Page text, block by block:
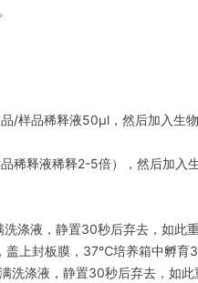
/样品稀释液50μl，然后加入生
稀释液稀释2-5倍），然后加入
涤液，静置30秒后弃去，如此重
上封板膜，37℃培养箱中孵育
洗涤液，静置30秒后弃去，如此